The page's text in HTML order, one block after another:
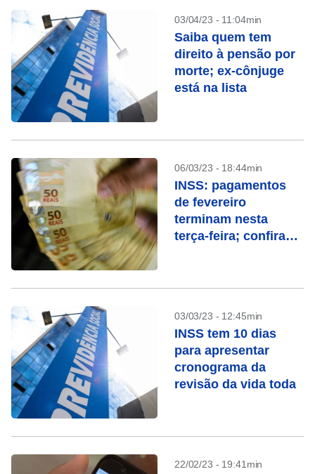
03/04/23 - 11:04min
Saiba quem tem
direito à pensão por
morte; ex-cônjuge
está na lista
06/03/23 - 18:44min
INSS: pagamentos
de fevereiro
terminam nesta
terça-feira; confira
03/03/23 - 12:45min
INSS tem 10 dias
para apresentar
cronograma da
revisão da vida toda
22/02/23 - 19:41min